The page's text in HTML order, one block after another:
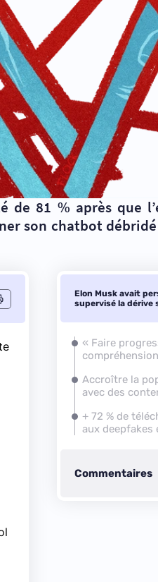
de 81 % après que
son chatbot
Elon Musk avait
supervisé la dérive
« Faire
Accroître la
avec des
+ 72 % de
aux deepfakes
Commentaires